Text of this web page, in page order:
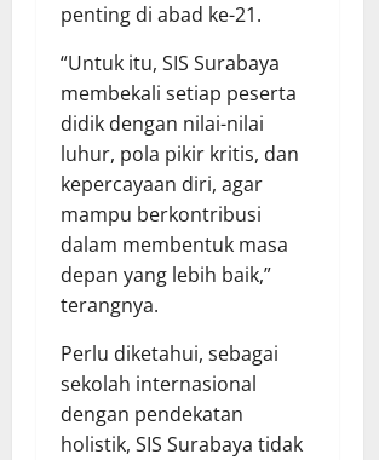
penting di abad ke-21.
“Untuk itu, SIS Surabaya
membekali setiap peserta
didik dengan nilai-nilai
luhur, pola pikir kritis, dan
kepercayaan diri, agar
mampu berkontribusi
dalam membentuk masa
depan yang lebih baik,”
terangnya.
Perlu diketahui, sebagai
sekolah internasional
dengan pendekatan
holistik, SIS Surabaya tidak